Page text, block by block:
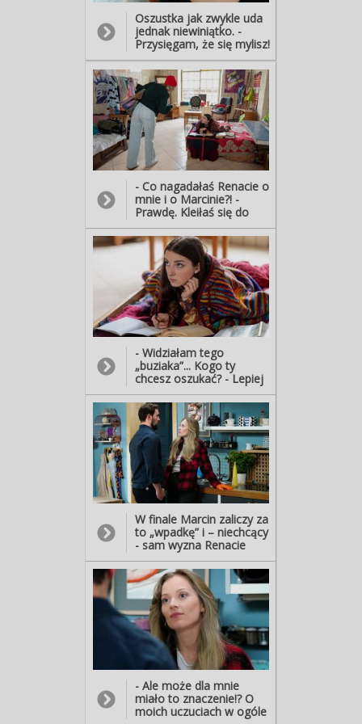
Oszustka jak zwykle uda
jednak niewiniątko. -
Przysięgam, że się mylisz!
Marcin kompletnie mnie
nie interesuje! A po
powrocie na squat ostro
Luizę zaatakuje –
domyślając się, że to
właśnie ona doniosła na
nią Renacie, bo wcześniej
zobaczyła jej pocałunek z
Kodurem.
- Co nagadałaś Renacie o
mnie i o Marcinie?! -
Prawdę. Kleiłaś się do
niego. - Bzdury! Dałam
mu zwykłego buziaka,
żeby okazać swoją
wdzięczność... A ty robisz
z tego aferę!
- Widziałam tego
„buziaka”... Kogo ty
chcesz oszukać? - Lepiej
ze mną nie zadzieraj,
smarkulo, bo gorzko tego
pożałujesz!
W finale Marcin zaliczy za
to „wpadkę” i – niechcący
- sam wyzna Renacie
prawdę, co doprowadzi
do ich ostrej kłótni. - Jak
mogłeś mi o tym nie
powiedzieć!? - Miałem się
przechwalać, że jakaś
obca laska się na mnie
rzuca, a ja - jak
prawdziwy bohater - jej
odmawiam i nie daję się
uwieść? - Może właśnie
to trzeba mi było
powiedzieć! - Ten
pocałunek nie miał dla
- Ale może dla mnie
miało to znaczenie!? O
moich uczuciach w ogóle